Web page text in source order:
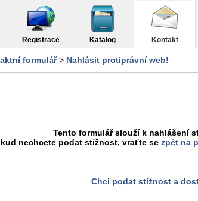
Registrace Katalog Kontakt
formulář> Nahlásit protiprávní web!
Tento formulář slouží k nahlášení
nechcete podat stížnost, vraťte se zpět na
Chci podat stížnost a